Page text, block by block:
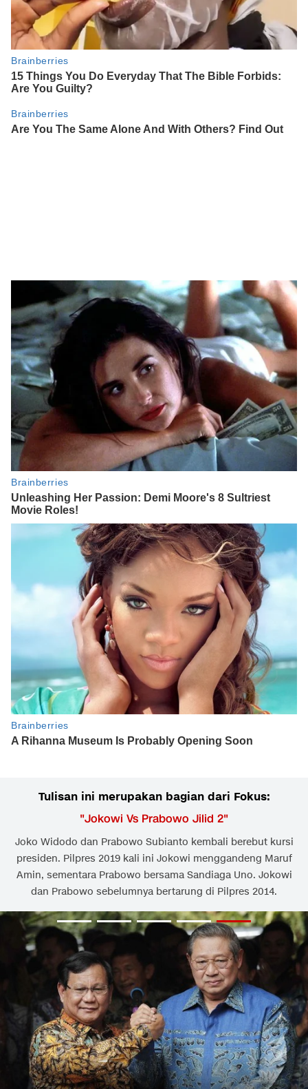
Tulisan ini merupakan bagian dari Fokus:
"Jokowi Vs Prabowo Jilid 2"
Joko Widodo dan Prabowo Subianto kembali berebut kursi
presiden. Pilpres 2019 kali ini Jokowi menggandeng Maruf
Amin, sementara Prabowo bersama Sandiaga Uno. Jokowi
dan Prabowo sebelumnya bertarung di Pilpres 2014.